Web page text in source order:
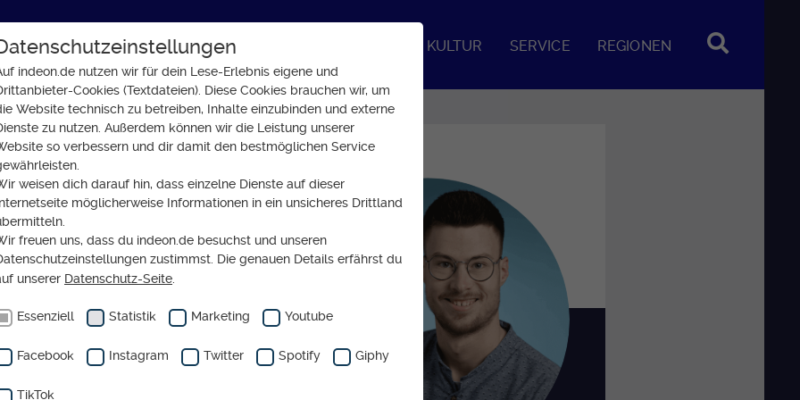
GLAUBE SOZIALES KULTUR SERVICE REGIONEN
Theuner
indeon.de nutzen wir für dein Lese-Erlebnis eigene und
Cookies (Textdateien). Diese Cookies brauchen wir, um
Website technisch zu betreiben, Inhalte einzubinden und externe
zu nutzen. Außerdem können wir die Leistung unserer
so verbessern und dir damit den bestmöglichen Service
weisen dich darauf hin, dass einzelne Dienste auf dieser
möglicherweise Informationen in ein unsicheres Drittland
freuen uns, dass du indeon.de besuchst und unseren
zustimmst. Die genauen Details erfährst du
unserer Datenschutz-Seite
Essenziell Statistik Marketing Youtube
Facebook Instagram Twitter Spotify Giphy
TikTok